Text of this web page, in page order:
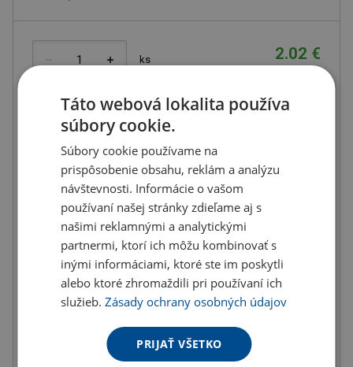
ks 2.02 €
Množstevné zľavy
od
10 ks
1.92 €
(-5.00%)
od
20 ks
1.86 €
(-8.00%)
1.80 €
100 ks
(-15.00%)
200 ks
1.62 €
(-20.00%)
1.52 €
(-25.00%)
od
Táto webová lokalita používa
súbory cookie.
Súbory cookie používame na
prispôsobenie obsahu, reklám a analýzu
návštevnosti. Informácie o vašom
používaní našej stránky zdieľame aj s
našimi reklamnými a analytickými
partnermi, ktorí ich môžu kombinovať s
inými informáciami, ktoré ste im poskytli
alebo ktoré zhromaždili pri používaní ich
služieb.Zásady ochrany osobných údajov
PRIJAŤ VŠETKO